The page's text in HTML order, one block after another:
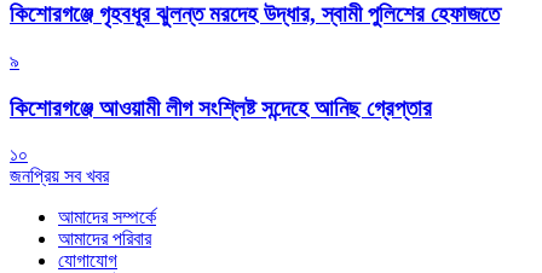
কিশোরগঞ্জে গৃহবধূর ঝুলন্ত মরদেহ উদ্ধার, স্বামী পুলিশের হেফাজতে
৯
কিশোরগঞ্জে আওয়ামী লীগ সংশ্লিষ্ট সন্দেহে আনিছ গ্রেপ্তার
১০
জনপ্রিয় সব খবর
আমাদের সম্পর্কে
আমাদের পরিবার
যোগাযোগ